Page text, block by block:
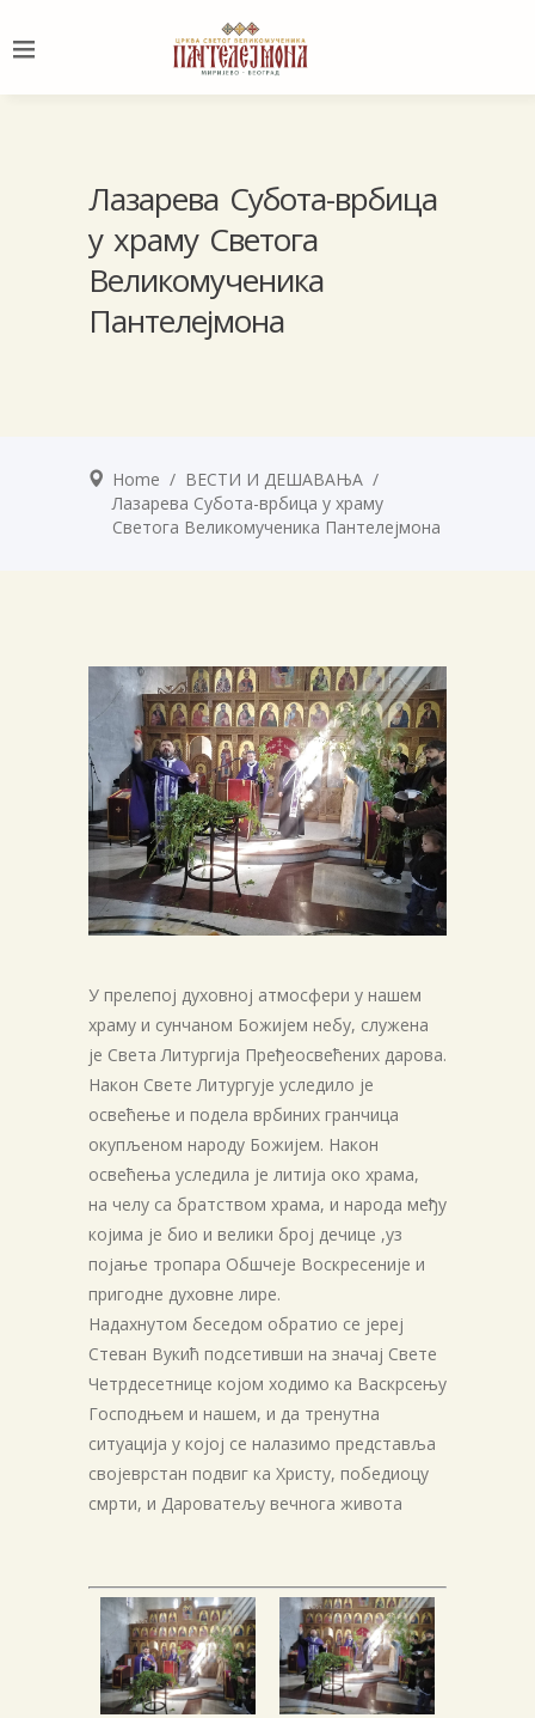
Лазарева Субота-врбица
у храму Светога
Великомученика
Пантелејмона
Home / ВЕСТИ И ДЕШАВАЊА /
Лазарева Субота-врбица у храму
Светога Великомученика Пантелејмона
У прелепој духовној атмосфери у нашем
храму и сунчаном Божијем небу, служена
је Света Литургија Пређеосвећених дарова.
Након Свете Литургује уследило је
освећење и подела врбиних гранчица
окупљеном народу Божијем. Након
освећења уследила је литија око храма,
на челу са братством храма, и народа међу
којима је био и велики број дечице ,уз
појање тропара Обшчеје Воскресеније и
пригодне духовне лире.
Надахнутом беседом обратио се јереј
Стеван Вукић подсетивши на значај Свете
Четрдесетнице којом ходимо ка Васкрсењу
Господњем и нашем, и да тренутна
ситуација у којој се налазимо представља
својеврстан подвиг ка Христу, победиоцу
смрти, и Дароватељу вечнога живота